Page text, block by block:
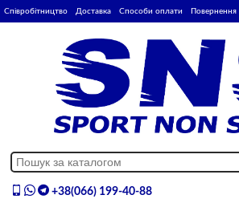
Співробітництво Доставка Способи оплати Повернення
+38(066) 199-40-88